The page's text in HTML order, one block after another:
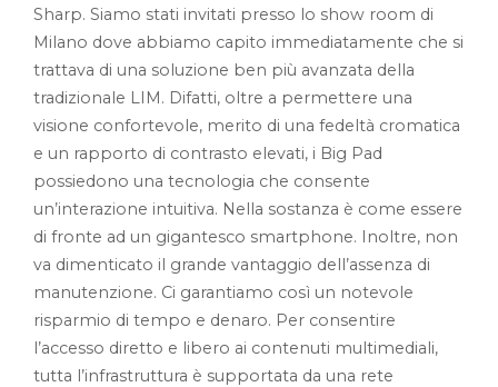
Sharp. Siamo stati invitati presso lo show room di
Milano dove abbiamo capito immediatamente che si
trattava di una soluzione ben più avanzata della
tradizionale LIM. Difatti, oltre a permettere una
visione confortevole, merito di una fedeltà cromatica
e un rapporto di contrasto elevati, i Big Pad
possiedono una tecnologia che consente
un’interazione intuitiva. Nella sostanza è come essere
di fronte ad un gigantesco smartphone. Inoltre, non
va dimenticato il grande vantaggio dell’assenza di
manutenzione. Ci garantiamo così un notevole
risparmio di tempo e denaro. Per consentire
l’accesso diretto e libero ai contenuti multimediali,
tutta l’infrastruttura è supportata da una rete